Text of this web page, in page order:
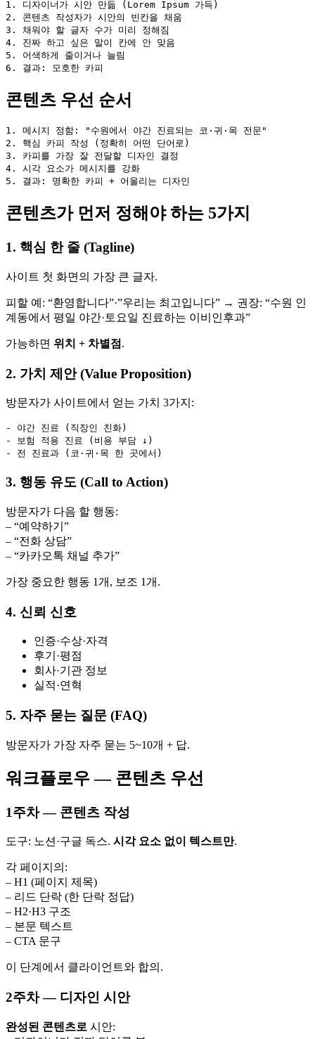
1. 디자이너가 시안 만듦 (Lorem Ipsum 가득)
2. 콘텐츠 작성자가 시안의 빈칸을 채움
3. 채워야 할 글자 수가 미리 정해짐
4. 진짜 하고 싶은 말이 칸에 안 맞음
5. 어색하게 줄이거나 늘림
콘텐츠 우선 순서
1. 메시지 정함: "수원에서 야간 진료되는 코·귀·목 전문"
2. 핵심 카피 작성 (정확히 어떤 단어로)
3. 카피를 가장 잘 전달할 디자인 결정
4. 시각 요소가 메시지를 강화
콘텐츠가 먼저 정해야 하는 5가지
1. 핵심 한 줄 (Tagline)
사이트 첫 화면의 가장 큰 글자.
피할 예: “환영합니다”·”우리는 최고입니다” → 권장: “수원 인
계동에서 평일 야간·토요일 진료하는 이비인후과”
가능하면 위치 + 차별점 .
2. 가치 제안 (Value Proposition)
방문자가 사이트에서 얻는 가치 3가지:
- 야간 진료 (직장인 친화)
- 보험 적용 진료 (비용 부담 ↓)
3. 행동 유도 (Call to Action)
방문자가 다음 할 행동:
– “예약하기”
– “전화 상담”
– “카카오톡 채널 추가”
가장 중요한 행동 1개, 보조 1개.
4. 신뢰 신호
인증·수상·자격
후기·평점
회사·기관 정보
실적·연혁
5. 자주 묻는 질문 (FAQ)
방문자가 가장 자주 묻는 5~10개 + 답.
워크플로우 — 콘텐츠 우선
1주차 — 콘텐츠 작성
도구: 노션·구글 독스. 시각 요소 없이 텍스트만.
각 페이지의:
– H1 (페이지 제목)
– 리드 단락 (한 단락 정답)
– H2·H3 구조
– 본문 텍스트
– CTA 문구
이 단계에서 클라이언트와 합의.
2주차 — 디자인 시안
완성된 콘텐츠로 시안: